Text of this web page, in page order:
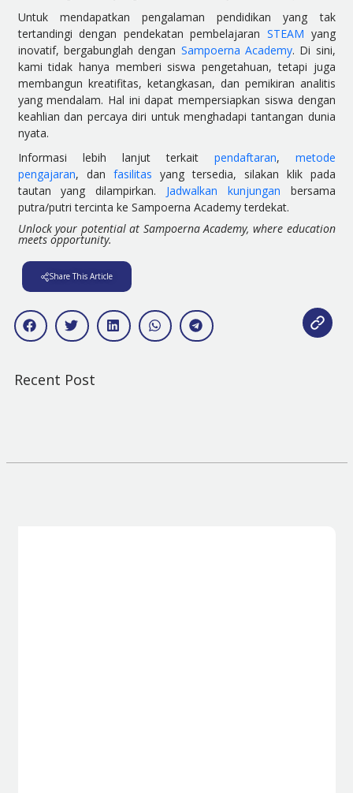
Untuk mendapatkan pengalaman pendidikan yang tak
tertandingi dengan pendekatan pembelajaran STEAM yang
inovatif, bergabunglah dengan Sampoerna Academy. Di sini,
kami tidak hanya memberi siswa pengetahuan, tetapi juga
membangun kreatifitas, ketangkasan, dan pemikiran analitis
yang mendalam. Hal ini dapat mempersiapkan siswa dengan
keahlian dan percaya diri untuk menghadapi tantangan dunia
nyata.
Informasi lebih lanjut terkait pendaftaran, metode
pengajaran, dan fasilitas yang tersedia, silakan klik pada
tautan yang dilampirkan. Jadwalkan kunjungan bersama
putra/putri tercinta ke Sampoerna Academy terdekat.
Unlock your potential at Sampoerna Academy, where education
meets opportunity.
Share This Article
Recent Post